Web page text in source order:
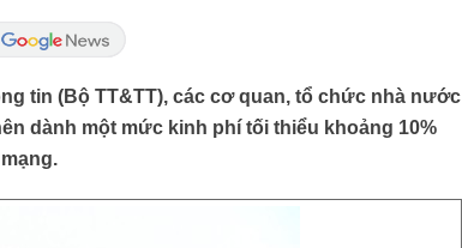
tin (Bộ TT&TT), các cơ quan, tổ chức nhà nước
dành một mức kinh phí tối thiểu khoảng 10%